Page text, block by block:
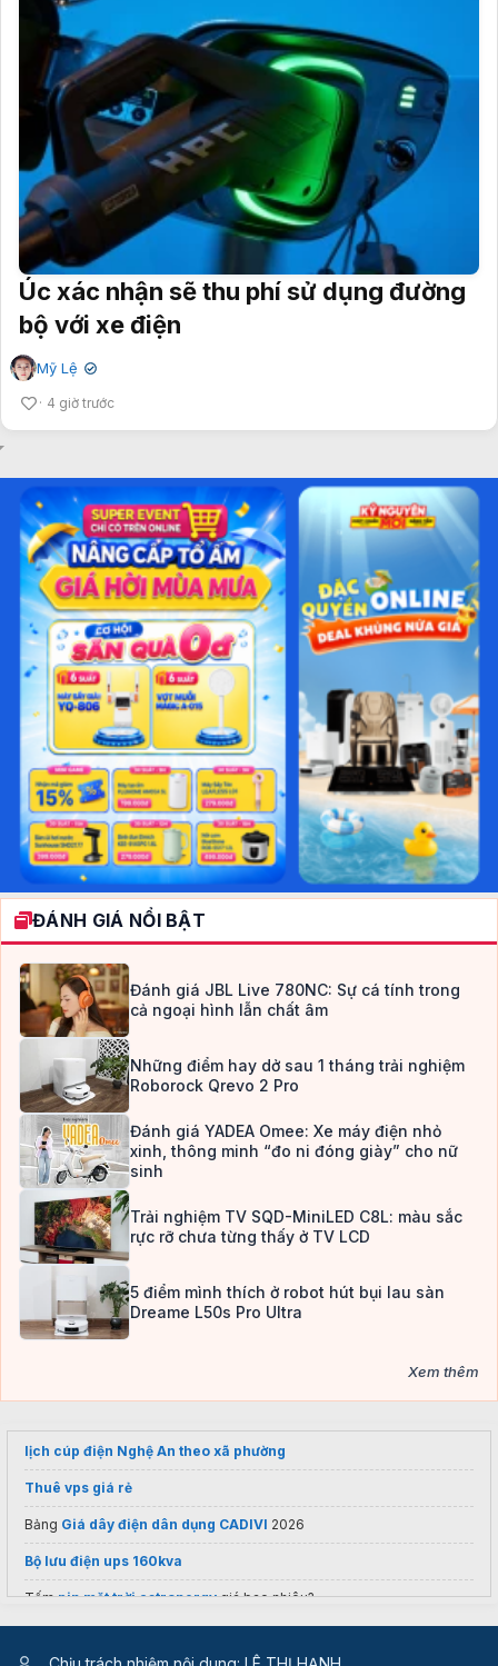
Úc xác nhận sẽ thu phí sử dụng đường
bộ với xe điện
Mỹ Lệ ✔
4 giờ trước
ĐÁNH GIÁ NỔI BẬT
Đánh giá JBL Live 780NC: Sự cá tính trong
cả ngoại hình lẫn chất âm
Những điểm hay dở sau 1 tháng trải nghiệm
Roborock Qrevo 2 Pro
Đánh giá YADEA Omee: Xe máy điện nhỏ
xinh, thông minh “đo ni đóng giày” cho nữ
sinh
Trải nghiệm TV SQD-MiniLED C8L: màu sắc
rực rỡ chưa từng thấy ở TV LCD
5 điểm mình thích ở robot hút bụi lau sàn
Dreame L50s Pro Ultra
Xem thêm
lịch cúp điện Nghệ An theo xã phường
Thuê vps giá rẻ
Bảng Giá dây điện dân dụng CADIVI 2026
Bộ lưu điện ups 160kva
Tấmpin mặt trời astronergygiá bao nhiêu?